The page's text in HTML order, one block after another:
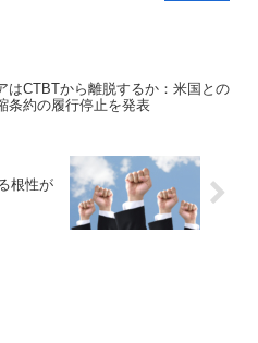
はCTBTから離脱するか：米国との
条約の履行停止を発表
根性が